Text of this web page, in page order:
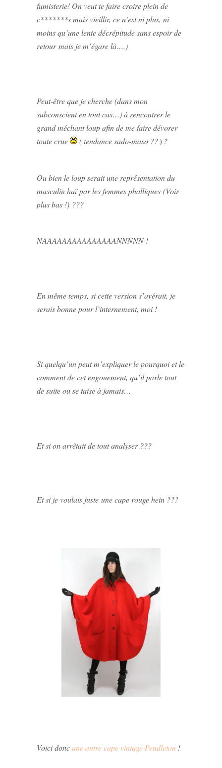
fumisterie! On veut te faire croire plein de
c*******s mais vieillir, ce n’est ni plus, ni
moins qu’une lente décrépitude sans espoir de
retour mais je m’égare là….)
Peut-être que je cherche (dans mon
subconscient en tout cas…) à rencontrer le
grand méchant loup afin de me faire dévorer
toute crue
( tendance sado-maso ?? ) ?
Ou bien le loup serait une représentation du
masculin haï par les femmes phalliques (Voir
plus bas !) ???
NAAAAAAAAAAAAAAANNNNN !
En même temps, si cette version s’avérait, je
serais bonne pour l’internement, moi !
Si quelqu’un peut m’expliquer le pourquoi et le
comment de cet engouement, qu’il parle tout
de suite ou se taise à jamais…
Et si on arrêtait de tout analyser ???
Et si je voulais juste une cape rouge hein ???
Voici doncune autre cape vintage Pendleton !